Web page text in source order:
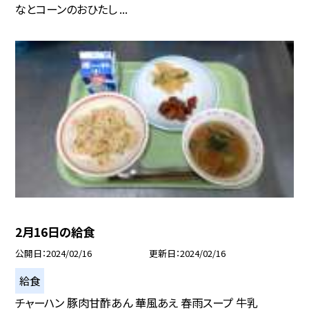
なとコーンのおひたし ...
2月16日の給食
公開日 2024/02/16 更新日 2024/02/16
給食
チャーハン 豚肉甘酢あん 華風あえ 春雨スープ 牛乳